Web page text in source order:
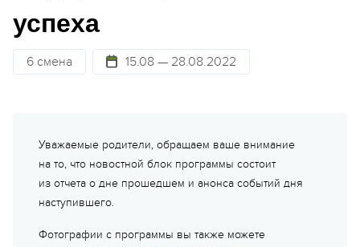
успеха
6 смена 15.08 — 28.08.2022
Уважаемые родители, обращаем ваше внимание
на то, что новостной блок программы состоит
из отчета о дне прошедшем и анонса событий дня
наступившего.
Фотографии с программы вы также можете